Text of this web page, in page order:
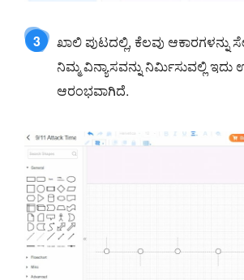
3
ಖಾಲಿ ಪುಟದಲ್ಲಿ, ಕೆಲವು ಆಕಾರಗಳನ್ನು
ನಿಮ್ಮ ವಿನ್ಯಾಸವನ್ನು ನಿರ್ಮಿಸುವಲ್ಲಿ ಇದು
ಆರಂಭವಾಗಿದೆ.